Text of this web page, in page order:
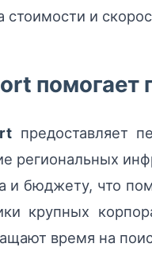
и
помогает
предоставляет
региональных
и бюджету, что
крупных
время на